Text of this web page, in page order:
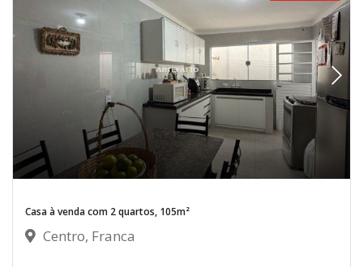
Casa à venda com 2 quartos, 105m²
Centro, Franca